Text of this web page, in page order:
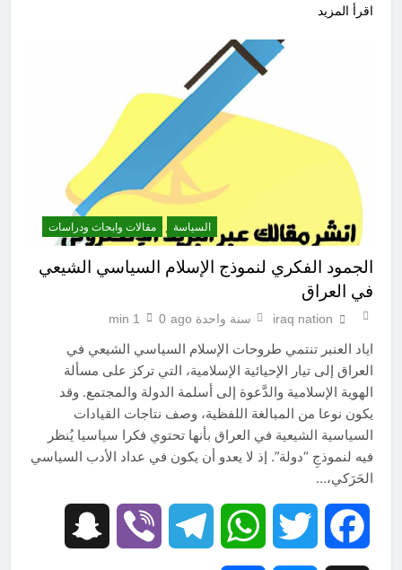
اقرأ المزيد
السياسة مقالات وابحاث ودراسات
الجمود الفكري لنموذج الإسلام السياسي الشيعي
في العراق
iraq nation سنة واحدة ago 0
1 min
اياد العنبر تنتمي طروحات الإسلام السياسي الشيعي في
العراق إلى تيار الإحيائية الإسلامية، التي تركز على مسألة
الهوية الإسلامية والدَّعوة إلى أسلمة الدولة والمجتمع. وقد
يكون نوعا من المبالغة اللفظية، وصف نتاجات القيادات
السياسية الشيعية في العراق بأنها تحتوي فكرا سياسيا يُنظر
فيه لنموذجِ “دولة”. إذ لا يعدو أن يكون في عداد الأدب السياسي
الحَرَكي،…
Facebook
Twitter
WhatsApp
Telegram
Viber